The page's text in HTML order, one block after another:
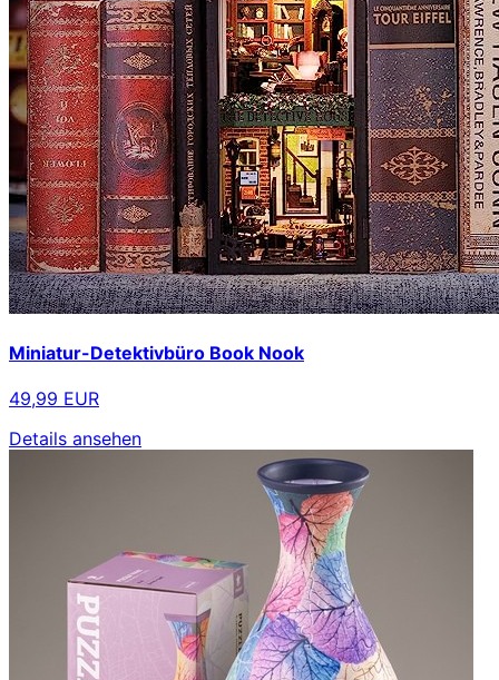
Miniatur-Detektivbüro Book Nook
49,99 EUR
Details ansehen